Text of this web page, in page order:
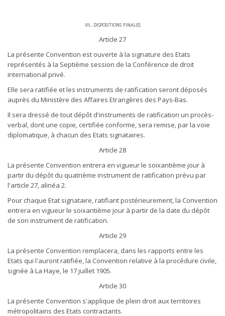
vii. dispositions finales
Article 27
La présente Convention est ouverte à la signature des Etats
représentés à la Septième session de la Conférence de droit
international privé.
Elle sera ratifiée et les instruments de ratification seront déposés
auprès du Ministère des Affaires Etrangères des Pays-Bas.
Il sera dressé de tout dépôt d'instruments de ratification un procès-
verbal, dont une copie, certifiée conforme, sera remise, par la voie
diplomatique, à chacun des Etats signataires.
Article 28
La présente Convention entrera en vigueur le soixantième jour à
partir du dépôt du quatrième instrument de ratification prévu par
l'article 27, alinéa 2.
Pour chaque Etat signataire, ratifiant postérieurement, la Convention
entrera en vigueur le soixantième jour à partir de la date du dépôt
de son instrument de ratification.
Article 29
La présente Convention remplacera, dans les rapports entre les
Etats qui l'auront ratifiée, la Convention relative à la procédure civile,
signée à La Haye, le 17 juillet 1905.
Article 30
La présente Convention s'applique de plein droit aux territoires
métropolitains des Etats contractants.